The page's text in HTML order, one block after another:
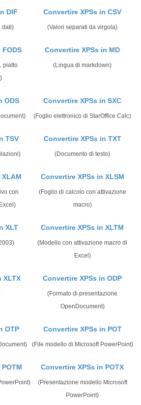
DIF
dati)
Convertire XPSs in CSV
(Valori separati da virgola)
piatto
Convertire XPSs in MD
(Lingua di markdown)
ODS Convertire XPSs in SXC
(Foglio elettronico di StarOffice Calc)
TSV Convertire XPSs in TXT
(Documento di testo)
con
Convertire XPSs in XLSM
(Foglio di calcolo con attivazione
macro)
XLT Convertire XPSs in XLTM
(Modello con attivazione macro di
Excel)
XLTX Convertire XPSs in ODP
(Formato di presentazione
OpenDocument)
OTP Convertire XPSs in POT
(File modello di Microsoft PowerPoint)
Convertire XPSs in POTX
(Presentazione modello Microsoft
PowerPoint)